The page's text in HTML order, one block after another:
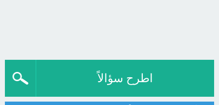
اطرح سؤالاً